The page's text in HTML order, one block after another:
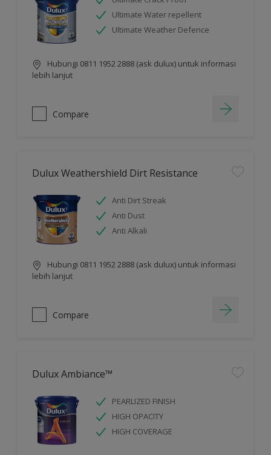
Ultimate Water repellent
Ultimate Weather Defence
Hubungi 0811 1952 2888 (ask dulux) untuk informasi
lebih lanjut
Compare
Dulux Weathershield Dirt Resistance
Anti Dirt Streak
Anti Dust
Anti Alkali
Hubungi 0811 1952 2888 (ask dulux) untuk informasi
lebih lanjut
Compare
Dulux Ambiance™
PEARLIZED FINISH
HIGH OPACITY
HIGH COVERAGE